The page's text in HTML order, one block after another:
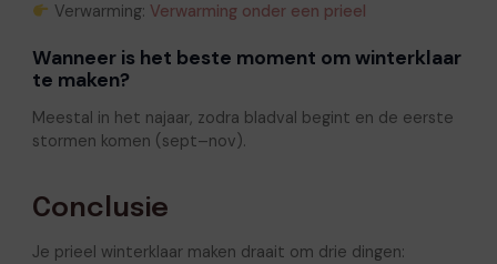
Verwarming: Verwarming onder een prieel
Wanneer is het beste moment om winterklaar
te maken?
Meestal in het najaar, zodra bladval begint en de eerste
stormen komen (sept–nov).
Conclusie
Je prieel winterklaar maken draait om drie dingen: